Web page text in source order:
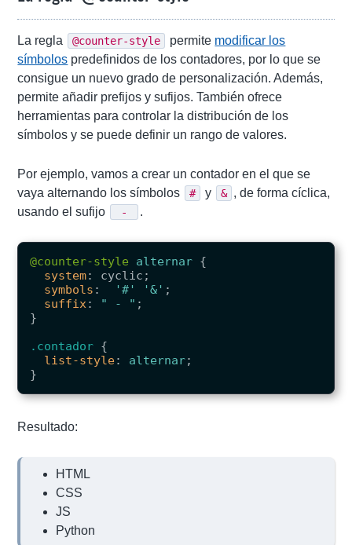
La regla @counter-style permite modificar los
símbolos predefinidos de los contadores, por lo que se
consigue un nuevo grado de personalización. Además,
permite añadir prefijos y sufijos. También ofrece
herramientas para controlar la distribución de los
símbolos y se puede definir un rango de valores.
Por ejemplo, vamos a crear un contador en el que se
vaya alternando los símbolos
# y & , de forma cíclica,
usando el sufijo
- .
@counter-style alternar {
system: cyclic ;
symbols : '#' '&' ;
suffix: " - " ;
}
.contador {
list-style: alternar;
}
Resultado:
HTML
CSS
JS
Python